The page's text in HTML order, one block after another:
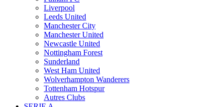
Liverpool
Leeds United
Manchester City
Manchester United
Newcastle United
Nottingham Forest
Sunderland
West Ham United
Wolverhampton Wanderers
Tottenham Hotspur
Autres Clubs